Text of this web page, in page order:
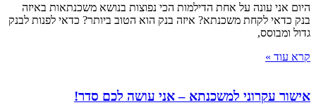
היום אני עונה על אחת הדילמות הכי נפוצות בנושא משכנתאות באיזה
בנק כדאי לקחת משכנתא? איזה בנק הוא הטוב ביותר? כדאי לפנות לבנק
גדול ומבוסס,
קרא עוד »
אישור עקרוני למשכנתא – אני עושה לכם סדר!